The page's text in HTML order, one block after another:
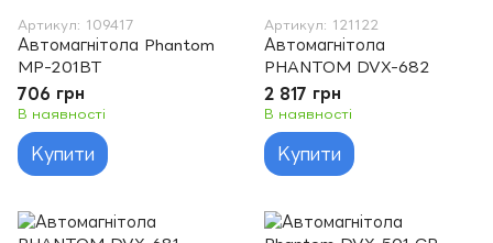
Артикул: 109417
Автомагнітола Phantom
MP-201BT
706 грн
В наявності
Купити
Артикул: 121122
Автомагнітола
PHANTOM DVX-682
2 817 грн
В наявності
Купити